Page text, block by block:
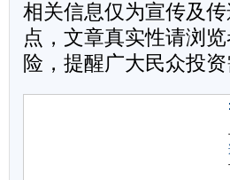
相关信息仅为宣传及
点，文章真实性请浏
险，提醒广大民众投资